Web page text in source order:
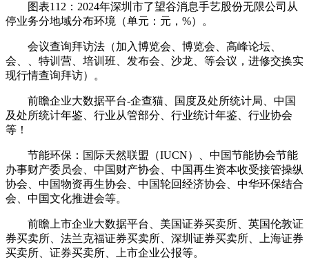
图表112：2024年深圳市了望谷消息手艺股份无限公司从
停业务分地域分布环境（单元：元，%）。
会议查询拜访法（加入博览会、博览会、高峰论坛、
会、、特训营、培训班、发布会、沙龙、等会议，进修交换实
现行情查询拜访）。
前瞻企业大数据平台-企查猫、国度及处所统计局、中国
及处所统计年鉴、行业从管部分、行业统计年鉴、行业协会
等！
节能环保：国际天然联盟（IUCN）、中国节能协会节能
办事财产委员会、中国财产协会、中国再生资本收受接管操纵
协会、中国物资再生协会、中国轮回经济协会、中华环保结合
会、中国文化推进会等。
前瞻上市企业大数据平台、美国证券买卖所、英国伦敦证
券买卖所、法兰克福证券买卖所、深圳证券买卖所、上海证券
买卖所、证券买卖所、上市企业公报等。